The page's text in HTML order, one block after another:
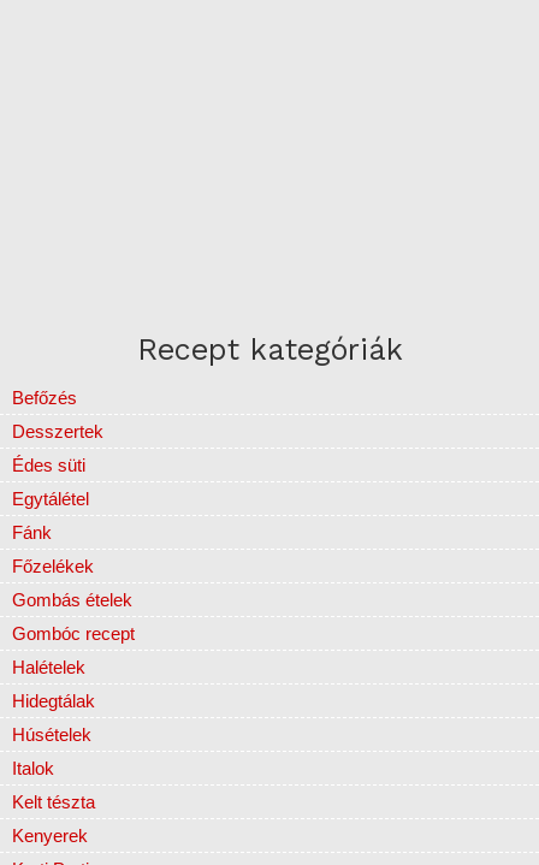
Recept kategóriák
Befőzés
Desszertek
Édes süti
Egytálétel
Fánk
Főzelékek
Gombás ételek
Gombóc recept
Halételek
Hidegtálak
Húsételek
Italok
Kelt tészta
Kenyerek